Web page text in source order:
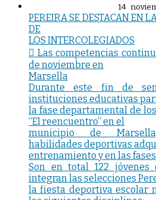
14
PEREIRA SE DESTACAN EN
DE
LOS INTERCOLEGIADOS
 Las competencias
de noviembre en
Marsella
Durante este fin de
instituciones educativas
la fase departamental de
“El reencuentro” en el
municipio de
habilidades deportivas
entrenamiento y en las
Son en total 122
integran las selecciones
la fiesta deportiva escolar